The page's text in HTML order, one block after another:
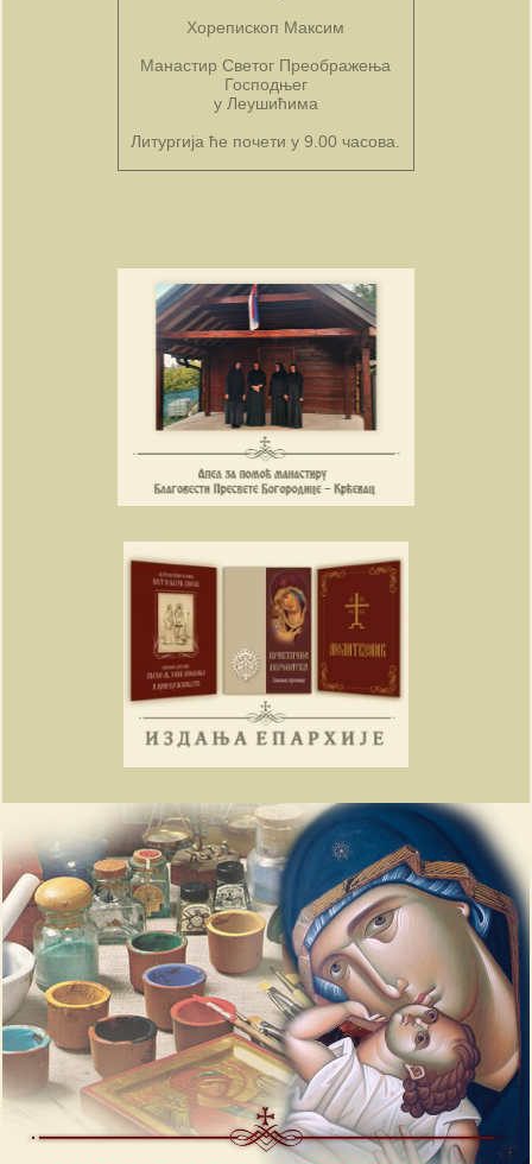
Хорепископ Максим
Манастир Светог Преображења
Господњег
у Леушићима
Литургија ће почети у 9.00 часова.